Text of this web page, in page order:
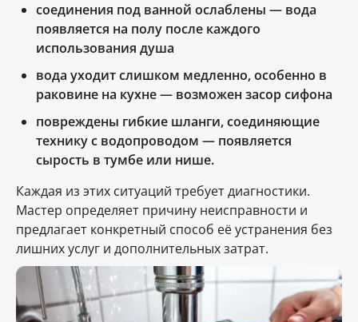
соединения под ванной ослаблены — вода
появляется на полу после каждого
использования душа
вода уходит слишком медленно, особенно в
раковине на кухне — возможен засор сифона
повреждены гибкие шланги, соединяющие
технику с водопроводом — появляется
сырость в тумбе или нише.
Каждая из этих ситуаций требует диагностики.
Мастер определяет причину неисправности и
предлагает конкретный способ её устранения без
лишних услуг и дополнительных затрат.